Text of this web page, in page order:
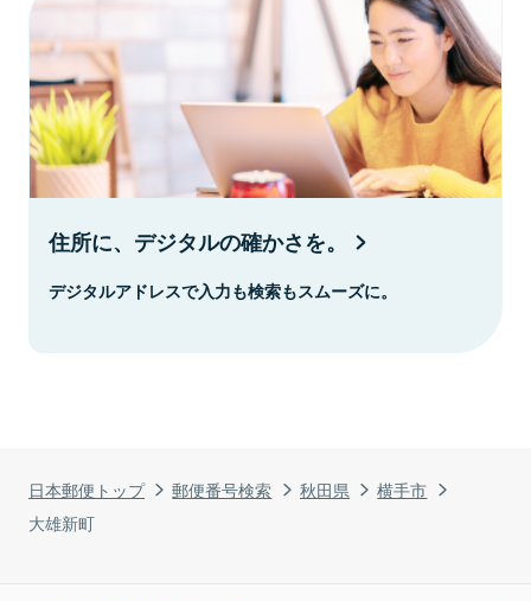
日本郵便トップ 郵便番号検索 秋田県
横手市
大雄新町
住所に、デジタルの確かさを。
デジタルアドレスで入力も検索もスムーズに。